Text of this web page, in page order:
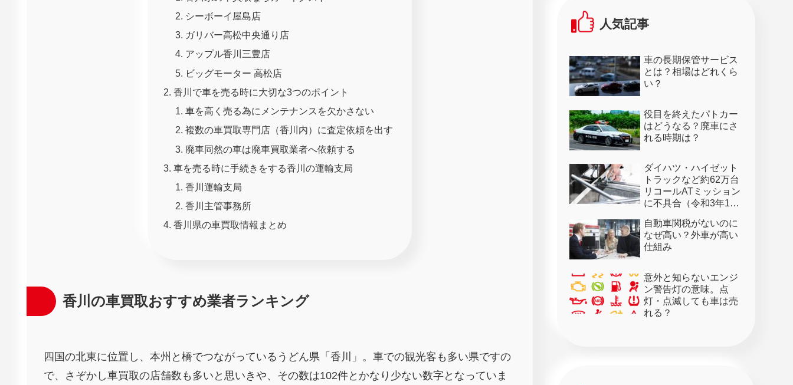
シーボーイ屋島店
ガリバー高松中央通り店
アップル香川三豊店
ビッグモーター 高松店
香川で車を売る時に大切な3つのポイント
車を高く売る為にメンテナンスを欠かさない
複数の車買取専門店（香川内）に査定依頼を出す
廃車同然の車は廃車買取業者へ依頼する
車を売る時に手続きをする香川の運輸支局
香川運輸支局
香川主管事務所
香川県の車買取情報まとめ
香川の車買取おすすめ業者ランキング
四国の北東に位置し、本州と橋でつながっているうどん県「香川」。車での観光客も多い県ですの
で、さぞかし車買取の店舗数も多いと思いきや、その数は102件とかなり少ない数字となっていま
人気記事
車の長期保管サービス
とは？相場はどれくら
い？
役目を終えたパトカー
はどうなる？廃車にさ
れる時期は？
ダイハツ・ハイゼット
トラックなど約62万台
リコールATミッション
に不具合（令和3年1月
自動車関税がないのに
なぜ高い？外車が高い
仕組み
意外と知らないエンジ
ン警告灯の意味。点
灯・点滅しても車は売
れる？